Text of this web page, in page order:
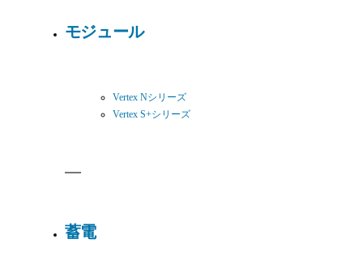
モジュール
Vertex Nシリーズ
Vertex S+シリーズ
蓄電